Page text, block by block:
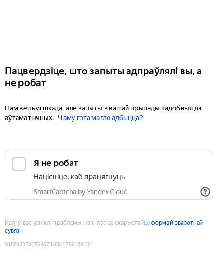
Пацвердзіце, што запыты адпраўлялі вы, а
не робат
Нам вельмі шкада, але запыты з вашай прылады падобныя да
аўтаматычных.
Чаму гэта магло адбыцца?
Я не робат
Націсніце, каб працягнуць
SmartCaptcha by Yandex Cloud
Калі ў вас узніклі праблемы, калі ласка, скарыстайцеформай зваротнай
сувязі
9188323712554673866:1786184134